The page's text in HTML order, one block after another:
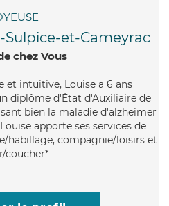
Sulpice-et-Cameyrac
chez Vous
et intuitive, Louise a 6 ans
diplôme d'État d'Auxiliaire de
bien la maladie d'alzheimer
apporte ses services de
habillage, compagnie/loisirs et
coucher*